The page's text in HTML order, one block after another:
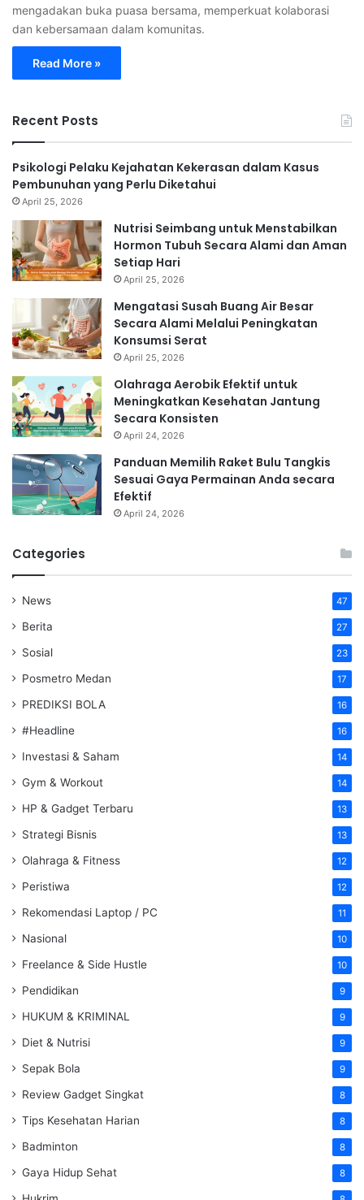
mengadakan buka puasa bersama, memperkuat kolaborasi
dan kebersamaan dalam komunitas.
Read More »
Recent Posts
Psikologi Pelaku Kejahatan Kekerasan dalam Kasus
Pembunuhan yang Perlu Diketahui
April 25, 2026
Nutrisi Seimbang untuk Menstabilkan
Hormon Tubuh Secara Alami dan Aman
Setiap Hari
April 25, 2026
Mengatasi Susah Buang Air Besar
Secara Alami Melalui Peningkatan
Konsumsi Serat
April 25, 2026
Olahraga Aerobik Efektif untuk
Meningkatkan Kesehatan Jantung
Secara Konsisten
April 24, 2026
Panduan Memilih Raket Bulu Tangkis
Sesuai Gaya Permainan Anda secara
Efektif
April 24, 2026
Categories
News 47
Berita 27
Sosial 23
Posmetro Medan 17
PREDIKSI BOLA 16
#Headline 16
Investasi & Saham 14
Gym & Workout 14
HP & Gadget Terbaru 13
Strategi Bisnis 13
Olahraga & Fitness 12
Peristiwa 12
Rekomendasi Laptop / PC 11
Nasional 10
Freelance & Side Hustle 10
Pendidikan 9
HUKUM & KRIMINAL 9
Diet & Nutrisi 9
Sepak Bola 9
Review Gadget Singkat 8
Tips Kesehatan Harian 8
Badminton 8
Gaya Hidup Sehat 8